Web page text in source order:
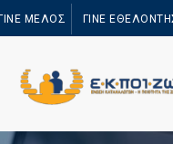
ΜΕΛΟΣ ΓΙΝΕ